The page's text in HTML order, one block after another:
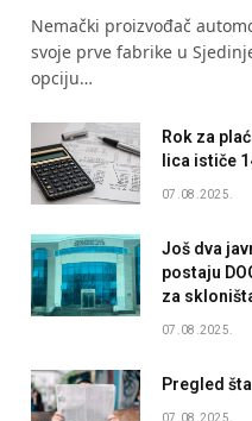
Nemački proizvođač
svoje prve fabrike u
opciju…
Rok za
lica ističe
07.08.2025.
Još dva
postaju
za
07.08.2025.
Pregled